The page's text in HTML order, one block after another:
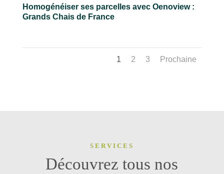
Homogénéiser ses parcelles avec Oenoview :
Grands Chais de France
1 2 3 Prochaine
SERVICES
Découvrez tous nos